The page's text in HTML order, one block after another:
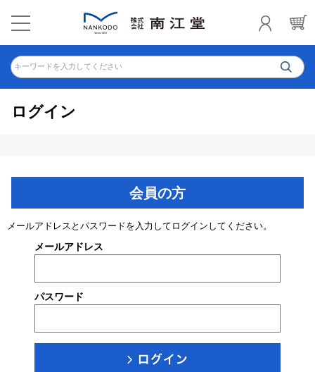
キーワードを入力してください
ログイン
会員の方
メールアドレスとパスワードを入力してログインしてください。
メールアドレス
パスワード